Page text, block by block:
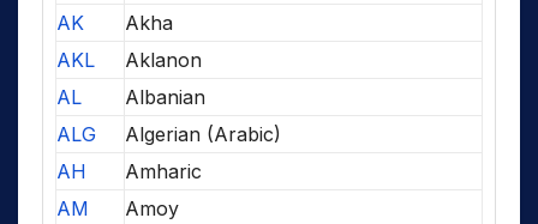
AK
Akha
AKL
Aklanon
AL
Albanian
ALG
Algerian (Arabic)
AH
Amharic
AM
Amoy